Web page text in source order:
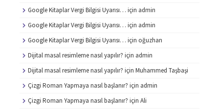
Google Kitaplar Vergi Bilgisi Uyarısı… için admin
Google Kitaplar Vergi Bilgisi Uyarısı… için admin
Google Kitaplar Vergi Bilgisi Uyarısı… için oğuzhan
Dijital masal resimleme nasıl yapılır? için admin
Dijital masal resimleme nasıl yapılır? için Muhammed Taşbaşi
Çizgi Roman Yapmaya nasıl başlanır? için admin
Çizgi Roman Yapmaya nasıl başlanır? için Ali